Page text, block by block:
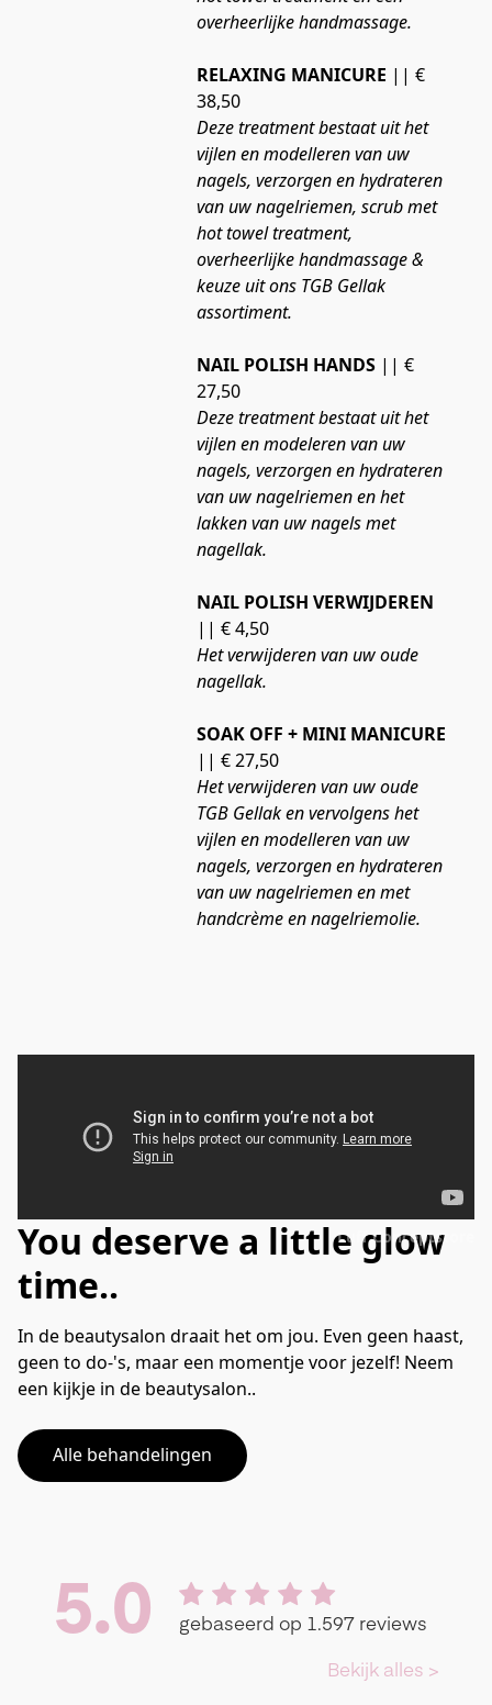
overheerlijke handmassage.
RELAXING MANICURE || €
38,50
Deze treatment bestaat uit het
vijlen en modelleren van uw
nagels, verzorgen en hydrateren
van uw nagelriemen, scrub met
hot towel treatment,
overheerlijke handmassage &
keuze uit ons TGB Gellak
assortiment.
NAIL POLISH HANDS || €
27,50
Deze treatment bestaat uit het
vijlen en modeleren van uw
nagels, verzorgen en hydrateren
van uw nagelriemen en het
lakken van uw nagels met
nagellak.
NAIL POLISH VERWIJDEREN
|| € 4,50
Het verwijderen van uw oude
nagellak.
SOAK OFF + MINI MANICURE
|| € 27,50
Het verwijderen van uw oude
TGB Gellak en vervolgens het
vijlen en modelleren van uw
nagels, verzorgen en hydrateren
van uw nagelriemen en met
handcrème en nagelriemolie.
Luff Conceptstore
You deserve a little glow
time..
In de beautysalon draait het om jou. Even geen haast,
geen to do-'s, maar een momentje voor jezelf! Neem
een kijkje in de beautysalon..
Alle behandelingen